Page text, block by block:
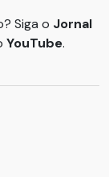
Siga o Jornal
YouTube.